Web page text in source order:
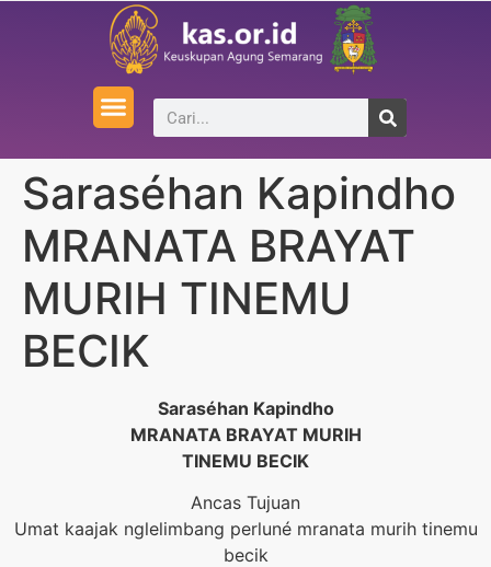
Saraséhan Kapindho
MRANATA BRAYAT
MURIH TINEMU
BECIK
Saraséhan Kapindho
MRANATA BRAYAT MURIH
TINEMU BECIK
Ancas Tujuan
Umat kaajak nglelimbang perluné mranata murih tinemu
becik